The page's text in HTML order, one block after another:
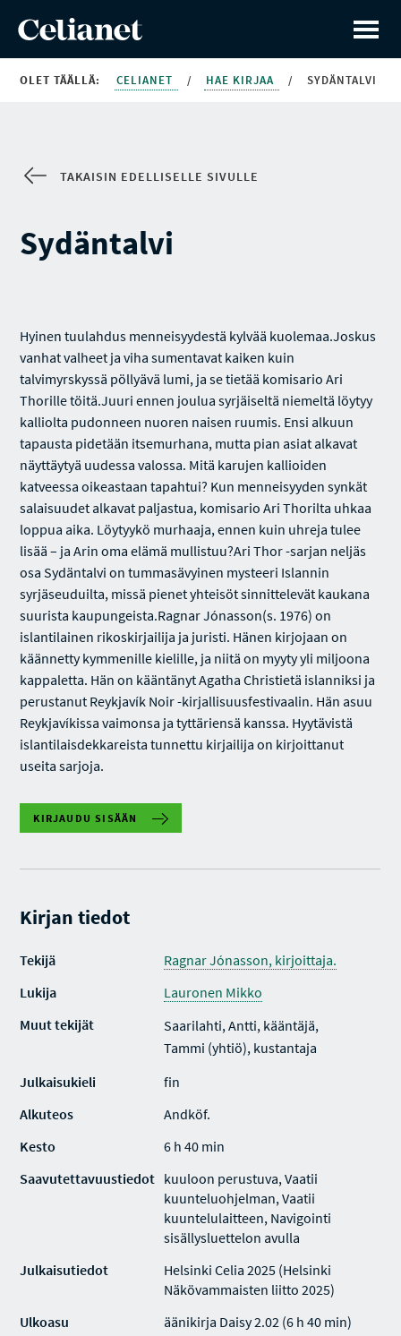
OLET TÄÄLLÄ: CELIANET / HAE KIRJAA / SYDÄNTALVI
TAKAISIN EDELLISELLE SIVULLE
Sydäntalvi
Hyinen tuulahdus menneisyydestä kylvää kuolemaa.Joskus
vanhat valheet ja viha sumentavat kaiken kuin
talvimyrskyssä pöllyävä lumi, ja se tietää komisario Ari
Thorille töitä.Juuri ennen joulua syrjäiseltä niemeltä löytyy
kalliolta pudonneen nuoren naisen ruumis. Ensi alkuun
tapausta pidetään itsemurhana, mutta pian asiat alkavat
näyttäytyä uudessa valossa. Mitä karujen kallioiden
katveessa oikeastaan tapahtui? Kun menneisyyden synkät
salaisuudet alkavat paljastua, komisario Ari Thorilta uhkaa
loppua aika. Löytyykö murhaaja, ennen kuin uhreja tulee
lisää – ja Arin oma elämä mullistuu?Ari Thor -sarjan neljäs
osa Sydäntalvi on tummasävyinen mysteeri Islannin
syrjäseuduilta, missä pienet yhteisöt sinnittelevät kaukana
suurista kaupungeista.Ragnar Jónasson(s. 1976) on
islantilainen rikoskirjailija ja juristi. Hänen kirjojaan on
käännetty kymmenille kielille, ja niitä on myyty yli miljoona
kappaletta. Hän on kääntänyt Agatha Christietä islanniksi ja
perustanut Reykjavík Noir -kirjallisuusfestivaalin. Hän asuu
Reykjavíkissa vaimonsa ja tyttäriensä kanssa. Hyytävistä
islantilaisdekkareista tunnettu kirjailija on kirjoittanut
useita sarjoja.
KIRJAUDU SISÄÄN
Kirjan tiedot
Tekijä
Ragnar Jónasson, kirjoittaja.
Lukija
Lauronen Mikko
Muut tekijät
Saarilahti, Antti, kääntäjä,
Tammi (yhtiö), kustantaja
Julkaisukieli
fin
Alkuteos
Andköf.
Kesto
6 h 40 min
Saavutettavuustiedot kuuloon perustuva, Vaatii
kuunteluohjelman, Vaatii
kuuntelulaitteen, Navigointi
sisällysluettelon avulla
Julkaisutiedot
Helsinki Celia 2025 (Helsinki
Näkövammaisten liitto 2025)
Ulkoasu
äänikirja Daisy 2.02 (6 h 40 min)